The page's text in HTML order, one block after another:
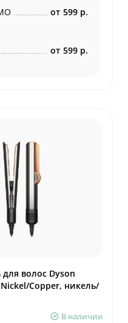
от 599 р.
от 599 р.
волос Dyson
Copper, никель/
В наличии